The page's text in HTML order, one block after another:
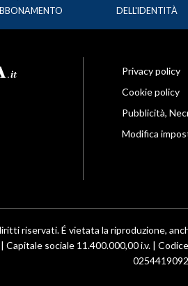
DELL'IDENTITÀ
Privacy policy
Cookie policy
Pubblicità,
Modifica
riservati. É vietata la riproduzione,
Capitale sociale 11.400.000,00 i.v. |